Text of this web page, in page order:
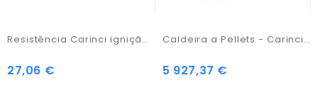
Resistência Carinci ignição salamandra 300W / 170
27,06 €
Caldeira a Pellets - Carinci Matic 30KW
5 927,37 €